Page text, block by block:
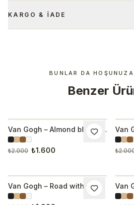
KARGO & İADE
BUNLAR DA
Benzer
İNDIRIM
Van Gogh – Almond blossom
Tablo
₺2.000 ₺1.600
Van
Over
İNDIRIM
Van Gogh – Road with
Cypress and Star Tablo
Van